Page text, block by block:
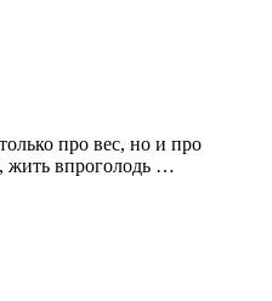
про вес, но и про
жить впроголодь …